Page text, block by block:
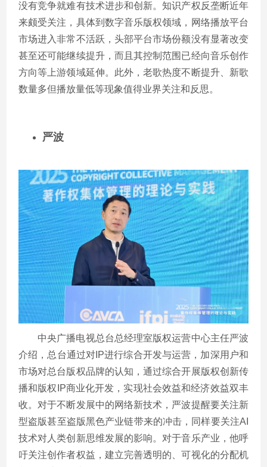
没有竞争就难有技术进步和创新。知识产权反垄断近年
来颇受关注，具体到数字音乐版权领域，网络播放平台
市场进入非常不活跃，头部平台市场份额没有显著改变
甚至还可能继续提升，而且其控制范围已经向音乐创作
方向等上游领域延伸。此外，老歌热度不断提升、新歌
数量多但播放量低等现象值得业界关注和反思。
严波
中央广播电视总台总经理室版权运营中心主任严波
介绍，总台通过对 IP进行综合开发与运营，加深用户和
市场对总台版权品牌的认知，通过综合开展版权创新传
播和版权 IP商业化开发，实现社会效益和经济效益双丰
收。对于不断发展中的网络新技术，严波提醒要关注新
型盗版甚至盗版黑色产业链带来的冲击，同样要关注AI
技术对人类创新思维发展的影响。对于音乐产业，他呼
吁关注创作者权益，建立完善透明的、可视化的分配机